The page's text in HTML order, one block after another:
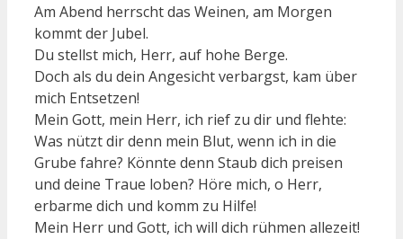
Am Abend herrscht das Weinen, am Morgen
kommt der Jubel.
Du stellst mich, Herr, auf hohe Berge.
Doch als du dein Angesicht verbargst, kam über
mich Entsetzen!
Mein Gott, mein Herr, ich rief zu dir und flehte:
Was nützt dir denn mein Blut, wenn ich in die
Grube fahre? Könnte denn Staub dich preisen
und deine Traue loben? Höre mich, o Herr,
erbarme dich und komm zu Hilfe!
Mein Herr und Gott, ich will dich rühmen allezeit!